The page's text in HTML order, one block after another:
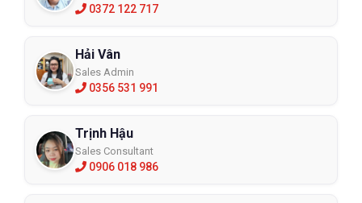
0372 122 717
Hải Vân
Sales Admin
0356 531 991
Trịnh Hậu
Sales Consultant
0906 018 986